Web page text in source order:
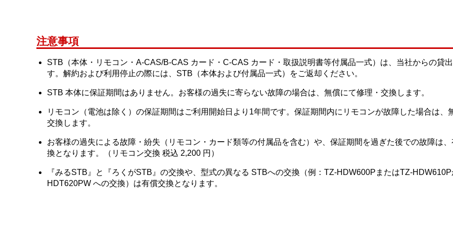
注意事項
STB（本体・リモコン・A-CAS/B-CAS カード・C-CAS カード・取扱説明書等付属品一式）は、当社からの貸
す。解約および利用停止の際には、STB（本体および付属品一式）をご返却ください。
STB 本体に保証期間はありません。お客様の過失に寄らない故障の場合は、無償にて修理・交換します。
リモコン（電池は除く）の保証期間はご利用開始日より1年間です。保証期間内にリモコンが故障した場合は、
交換します。
お客様の過失による故障・紛失（リモコン・カード類等の付属品を含む）や、保証期間を過ぎた後での故障は
換となります。（リモコン交換 税込 2,200 円）
『みるSTB』と『ろくがSTB』の交換や、型式の異なる STBへの交換（例：TZ-HDW600PまたはTZ-
HDT620PW への交換）は有償交換となります。